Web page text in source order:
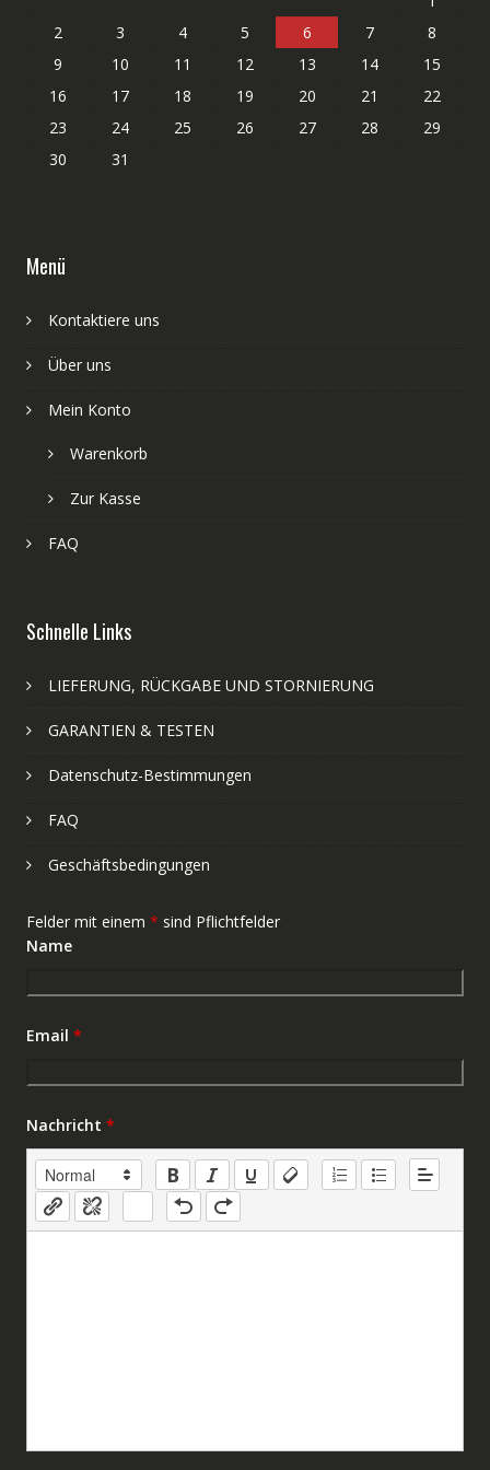
2
3 4 5 6 7
8
9
10 11 12 13 14
15
16
17 18 19 20 21
22
23
24 25 26 27 28
29
30
31
Menü
Kontaktiere uns
Über uns
Mein Konto
Warenkorb
Zur Kasse
FAQ
Schnelle Links
LIEFERUNG, RÜCKGABE UND STORNIERUNG
GARANTIEN & TESTEN
Datenschutz-Bestimmungen
FAQ
Geschäftsbedingungen
Felder mit einem * sind Pflichtfelder
Name
Email *
Nachricht *